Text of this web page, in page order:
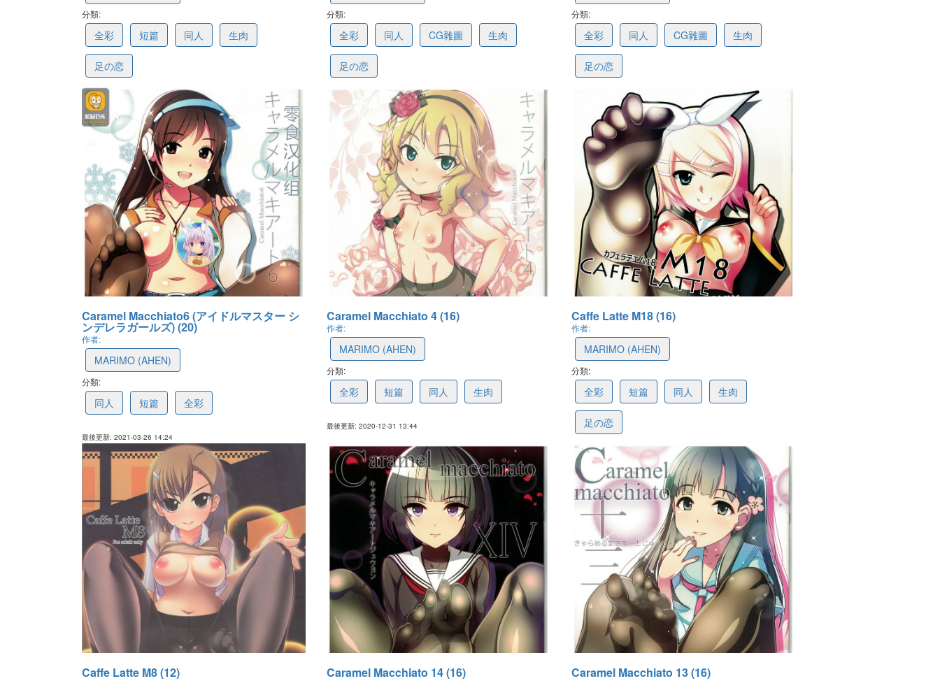
分類:
全彩 短篇 同人 生肉
足の恋
最後更新: 2021-10-07 11:13
分類:
全彩 同人 CG雜圖 生肉
足の恋
最後更新: 2021-10-07 11:11
分類:
全彩 同人 CG雜圖 生肉
足の恋
最後更新: 2021-10-07 11:08
Caramel Macchiato6 (アイドルマスター シ
ンデレラガールズ) (20)
作者:
MARIMO (AHEN)
分類:
同人 短篇 全彩
最後更新: 2021-03-26 14:24
Caramel Macchiato 4 (16)
作者:
MARIMO (AHEN)
分類:
全彩 短篇 同人 生肉
最後更新: 2020-12-31 13:44
Caffe Latte M18 (16)
作者:
MARIMO (AHEN)
分類:
全彩 短篇 同人 生肉
足の恋
最後更新: 2020-12-31 13:04
Caffe Latte M8 (12) Caramel Macchiato 14 (16) Caramel Macchiato 13 (16)